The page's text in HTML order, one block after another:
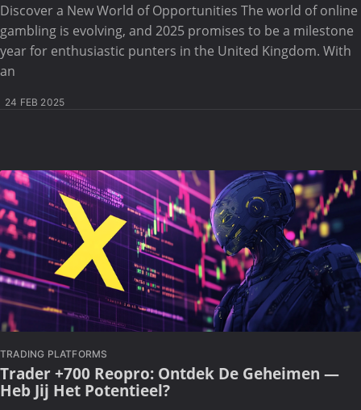
Discover a New World of Opportunities The world of online
gambling is evolving, and 2025 promises to be a milestone
year for enthusiastic punters in the United Kingdom. With
an
24 FEB 2025
TRADING PLATFORMS
Trader +700 Reopro: Ontdek De Geheimen —
Heb Jij Het Potentieel?